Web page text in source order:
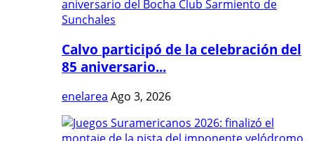
Calvo participó de la celebración del
85 aniversario...
enelarea Ago 3, 2026